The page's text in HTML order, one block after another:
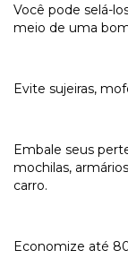
Você pode selá-
meio de uma
Evite sujeiras,
Embale seus
mochilas,
carro.
Economize até